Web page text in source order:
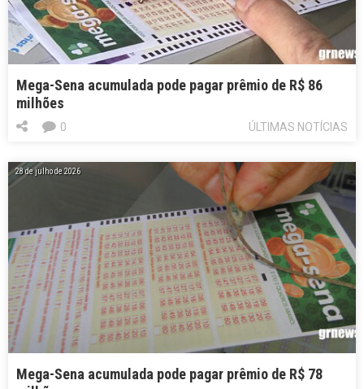
Mega-Sena acumulada pode pagar prêmio de R$ 86
milhões
ÚLTIMAS NOTÍCIAS
0
28 de julho de 2026
Mega-Sena acumulada pode pagar prêmio de R$ 78